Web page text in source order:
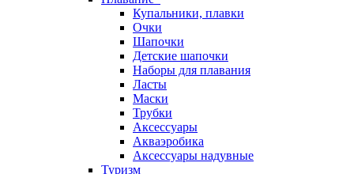
Купальники, плавки
Очки
Шапочки
Детские шапочки
Наборы для плавания
Ласты
Маски
Трубки
Аксессуары
Акваэробика
Аксессуары надувные
Туризм